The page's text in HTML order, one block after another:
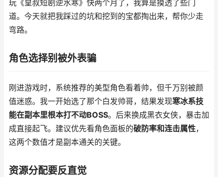
玩《皇叔短剧逆水寒》快两个月了，我算是摸透了些门
道。今天就把我踩过的坑和挖到的宝都掏出来，帮你少走
弯路。
角色选择别被外表骗
刚进游戏时，系统推荐的美型角色看着帅，但千万别被颜
值迷惑。我一开始选了那个白发帅哥，结果发现寒冰系技
能在副本里根本打不动BOSS。后来换成黑衣女侠，暴击加
成直接起飞。建议优先看角色面板的破防率和连击属性，
这两个数值才是副本通关的关键。
资源分配要反直觉